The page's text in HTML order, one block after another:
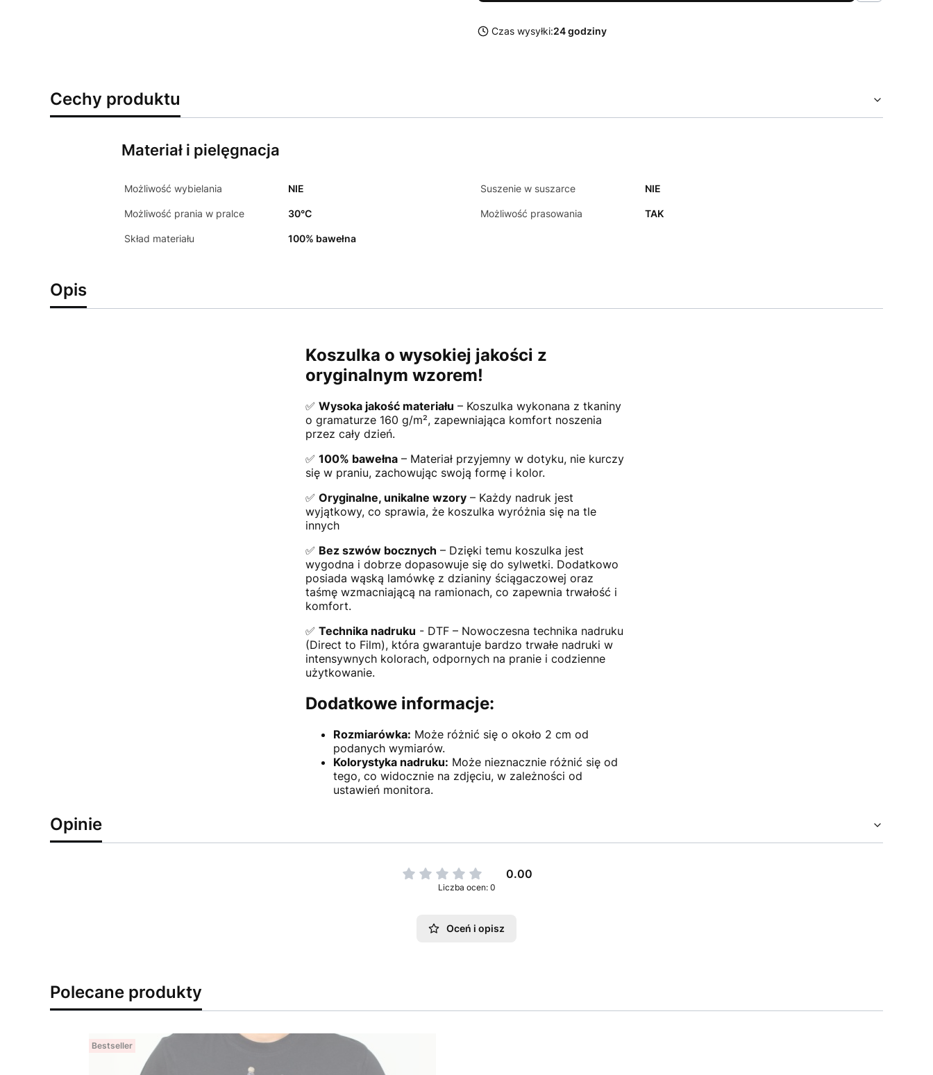
Czas wysyłki:24 godziny
Cechy produktu
Materiał i pielęgnacja
Możliwość wybielania NIE Suszenie w suszarce NIE
Możliwość prania w pralce 30°C Możliwość prasowania TAK
Skład materiału 100% bawełna
Opis
Koszulka o wysokiej jakości z
oryginalnym wzorem!
✅Wysoka jakość materiału – Koszulka wykonana z tkaniny
o gramaturze 160 g/m², zapewniająca komfort noszenia
przez cały dzień.
✅100% bawełna – Materiał przyjemny w dotyku, nie kurczy
się w praniu, zachowując swoją formę i kolor.
✅Oryginalne, unikalne wzory – Każdy nadruk jest
wyjątkowy, co sprawia, że koszulka wyróżnia się na tle
innych
✅ Bez szwów bocznych – Dzięki temu koszulka jest
wygodna i dobrze dopasowuje się do sylwetki. Dodatkowo
posiada wąską lamówkę z dzianiny ściągaczowej oraz
taśmę wzmacniającą na ramionach, co zapewnia trwałość i
komfort.
✅Technika nadruku - DTF – Nowoczesna technika nadruku
(Direct to Film), która gwarantuje bardzo trwałe nadruki w
intensywnych kolorach, odpornych na pranie i codzienne
użytkowanie.
Dodatkowe informacje:
Rozmiarówka: Może różnić się o około 2 cm od
podanych wymiarów.
Kolorystyka nadruku: Może nieznacznie różnić się od
tego, co widocznie na zdjęciu, w zależności od
ustawień monitora.
Opinie
0.00
Liczba ocen: 0
Oceń i opisz
Polecane produkty
Bestseller